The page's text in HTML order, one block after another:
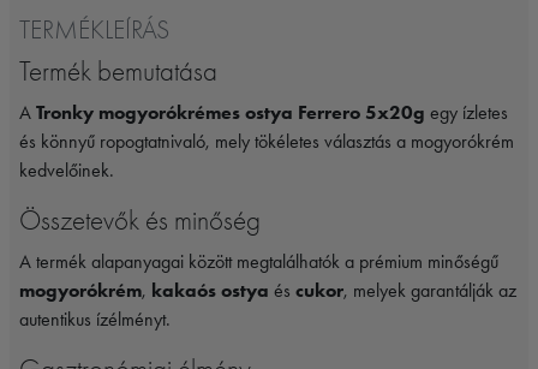
TERMÉKLEÍRÁS
Termék bemutatása
A Tronky mogyorókrémes ostya Ferrero 5x20g egy ízletes
és könnyű ropogtatnivaló, mely tökéletes választás a mogyorókrém
kedvelőinek.
Összetevők és minőség
A termék alapanyagai között megtalálhatók a prémium minőségű
mogyorókrém, kakaós ostya és cukor, melyek garantálják az
autentikus ízélményt.